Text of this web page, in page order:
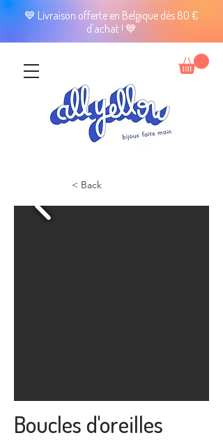
💙 Livraison offerte en Belgique dès 80 €
d'achat ! 💙
< Back
Boucles d'oreilles